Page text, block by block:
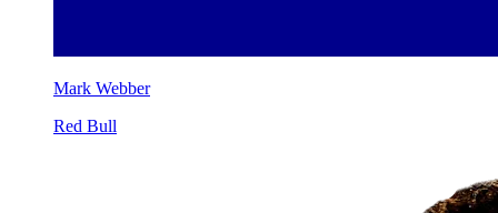
Mark Webber
Red Bull